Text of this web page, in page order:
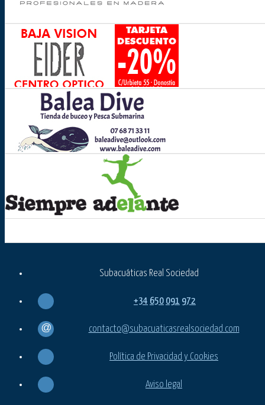
Subacuáticas Real Sociedad
+34 650 091 972
contacto@subacuaticasrealsociedad.com
Política de Privacidad y Cookies
Aviso legal